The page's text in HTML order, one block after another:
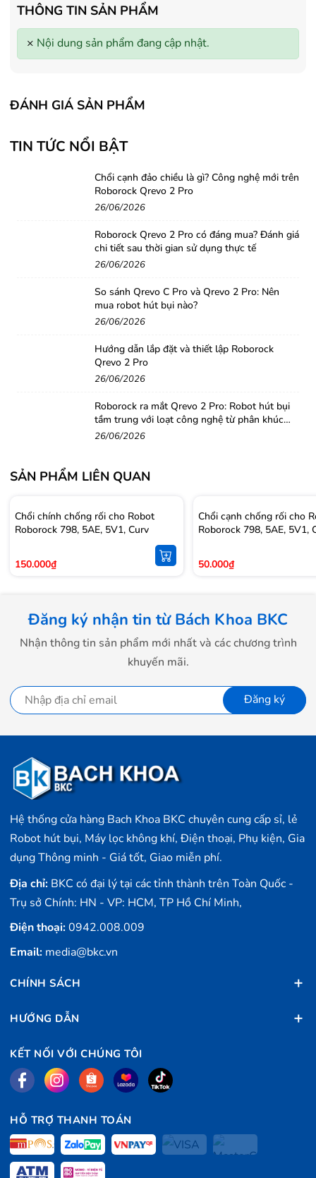
mua Máy lọc Không khí
- Cam kết hàng mới 100%.
- Lắp đặt, HDSD tại nhà nội thành
- Bảo hành 24 tháng chính hãng
- Cam kết hàng mới
- Lắp đặt, HDSD tại nhà
THÔNG TIN SẢN PHẨM
× Nội dung sản phẩm đang cập nhật.
ĐÁNH GIÁ SẢN PHẨM
TIN TỨC NỔI BẬT
Chổi cạnh đảo chiều là gì? Công nghệ mới trên
Roborock Qrevo 2 Pro
26/06/2026
Roborock Qrevo 2 Pro có đáng mua? Đánh giá
chi tiết sau thời gian sử dụng thực tế
26/06/2026
So sánh Qrevo C Pro và Qrevo 2 Pro: Nên
mua robot hút bụi nào?
26/06/2026
Hướng dẫn lắp đặt và thiết lập Roborock
Qrevo 2 Pro
26/06/2026
Roborock ra mắt Qrevo 2 Pro: Robot hút bụi
tầm trung với loạt công nghệ từ phân khúc
cao cấp
26/06/2026
SẢN PHẨM LIÊN QUAN
Chổi chính chống rối cho Robot
Roborock 798, 5AE, 5V1, Curv
150.000₫
Chổi cạnh chống rối cho
Roborock 798, 5AE, 5V1,
50.000₫
Đăng ký nhận tin từ Bách Khoa BKC
Nhận thông tin sản phẩm mới nhất và các chương trình
khuyến mãi.
Đăng ký
Hệ thống cửa hàng Bach Khoa BKC chuyên cung cấp sỉ, lẻ
Robot hút bụi, Máy lọc không khí, Điện thoại, Phụ kiện, Gia
dụng Thông minh - Giá tốt, Giao miễn phí.
Địa chỉ: BKC có đại lý tại các tỉnh thành trên Toàn Quốc -
Trụ sở Chính: HN - VP: HCM, TP Hồ Chí Minh,
Điện thoại:0942.008.009
Email: media@bkc.vn
CHÍNH SÁCH
HƯỚNG DẪN
KẾT NỐI VỚI CHÚNG TÔI
HỖ TRỢ THANH TOÁN